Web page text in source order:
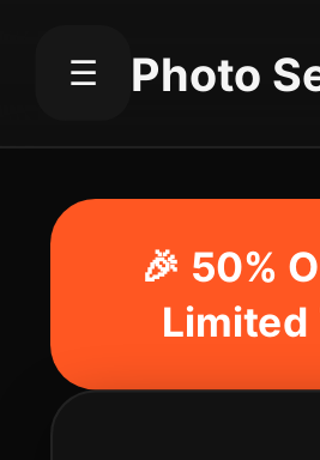
☰ Photo
🎉 50%
Limited